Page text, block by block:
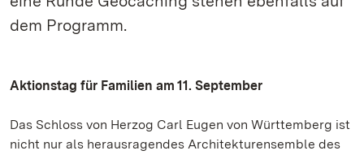
dem Programm.
Aktionstag für Familien am 11. September
Das Schloss von Herzog Carl Eugen von Württemberg ist
nicht nur als herausragendes Architekturensemble des